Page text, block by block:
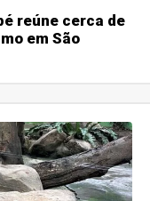
reúne cerca de
em São